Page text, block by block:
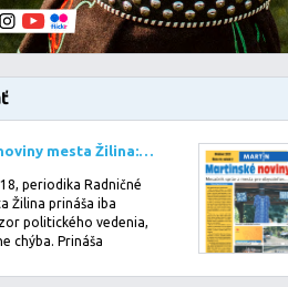
Radničné noviny mesta Žilina: máj 2018
periodika Radničné
Žilina prináša iba
politického vedenia,
chýba. Prináša